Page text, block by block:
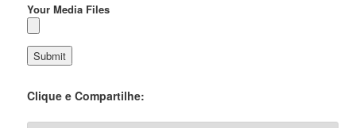
Your Media Files
Clique e Compartilhe: